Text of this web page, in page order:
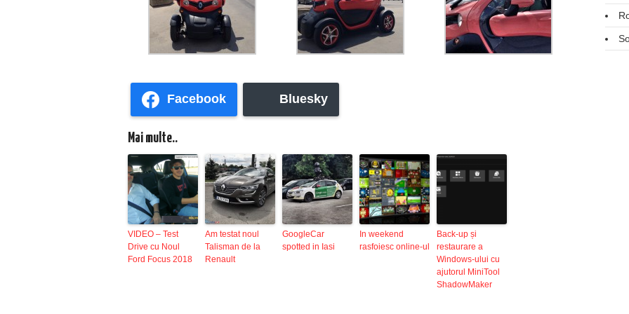
Facebook Bluesky
Mai multe..
VIDEO – Test
Drive cu Noul
Ford Focus 2018
Am testat noul
Talisman de la
Renault
GoogleCar
spotted in Iasi
In weekend
rasfoiesc online-ul
Back-up și
restaurare a
Windows-ului cu
ajutorul MiniTool
ShadowMaker